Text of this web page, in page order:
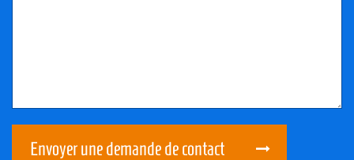
Envoyer une demande de contact